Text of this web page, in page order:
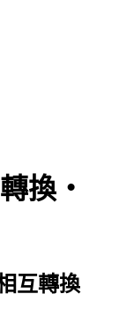
換・
互轉換